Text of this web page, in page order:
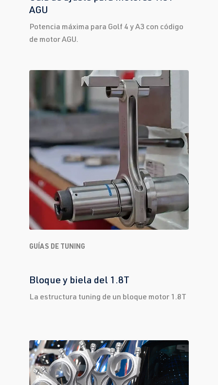
AGU
Potencia máxima para Golf 4 y A3 con código
de motor AGU.
GUÍAS DE TUNING
Bloque y biela del 1.8T
La estructura tuning de un bloque motor 1.8T